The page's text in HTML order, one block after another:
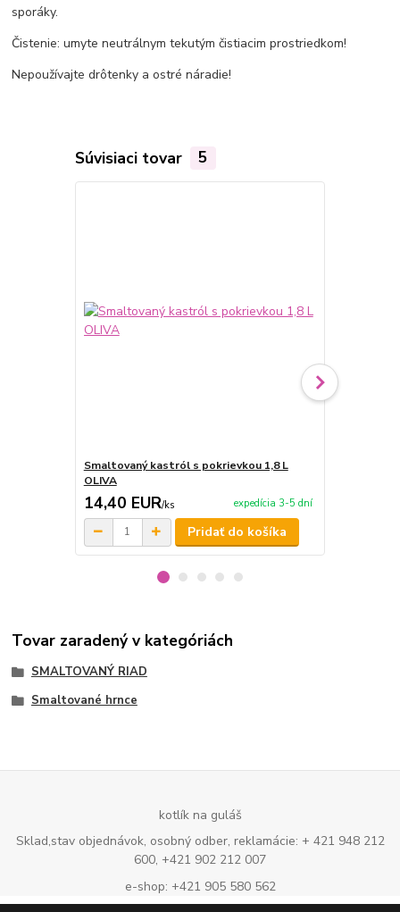
sporáky.
Čistenie: umyte neutrálnym tekutým čistiacim prostriedkom!
Nepoužívajte drôtenky a ostré náradie!
Súvisiaci tovar 5
Smaltovaný kastról s pokrievkou 1,8 L
OLIVA
14,40 EUR/ks expedícia 3-5 dní
Pridať do košíka
Tovar zaradený v kategóriách
SMALTOVANÝ RIAD
Smaltované hrnce
kotlík na guláš
Sklad,stav objednávok, osobný odber, reklamácie: + 421 948 212
600, +421 902 212 007
e-shop: +421 905 580 562